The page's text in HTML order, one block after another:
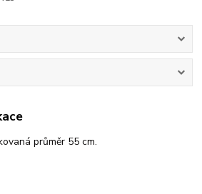
průměr 55 cm.